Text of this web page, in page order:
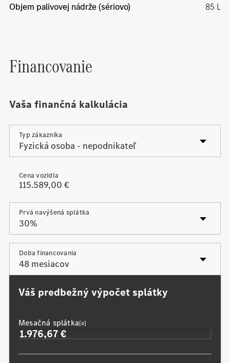
Objem palivovej nádrže (sériovo)
85 L
Financovanie
Vaša finančná kalkulácia
Typ zákazníka
Cena vozidla
Prvá navýšená splátka
Posledná navýšená splátka
Doba financovania
Váš predbežný výpočet splátky
Mesačná splátka[a]